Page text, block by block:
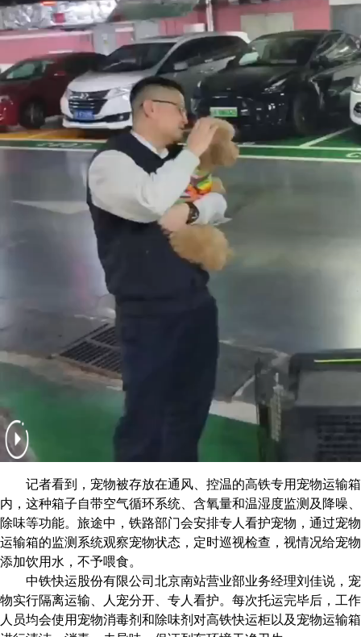
记者看到，宠物被存放在通风、控温的高铁专用宠物运输箱
内，这种箱子自带空气循环系统、含氧量和温湿度监测及降噪、
除味等功能。旅途中，铁路部门会安排专人看护宠物，通过宠物
运输箱的监测系统观察宠物状态，定时巡视检查，视情况给宠物
添加饮用水，不予喂食。
中铁快运股份有限公司北京南站营业部业务经理刘佳说，宠
物实行隔离运输、人宠分开、专人看护。每次托运完毕后，工作
人员均会使用宠物消毒剂和除味剂对高铁快运柜以及宠物运输箱